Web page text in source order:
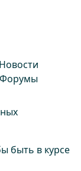
Новости
Форумы
быть в курсе